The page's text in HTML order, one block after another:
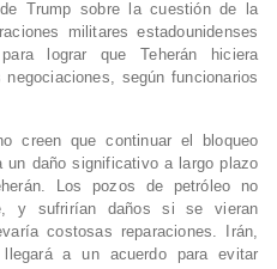
Trump sobre la cuestión de la
militares estadounidenses
lograr que Teherán hiciera
según funcionarios
creen que continuar el bloqueo
daño significativo a largo plazo
Los pozos de petróleo no
y sufrirían daños si se vieran
costosas reparaciones. Irán,
llegará a un acuerdo para evitar